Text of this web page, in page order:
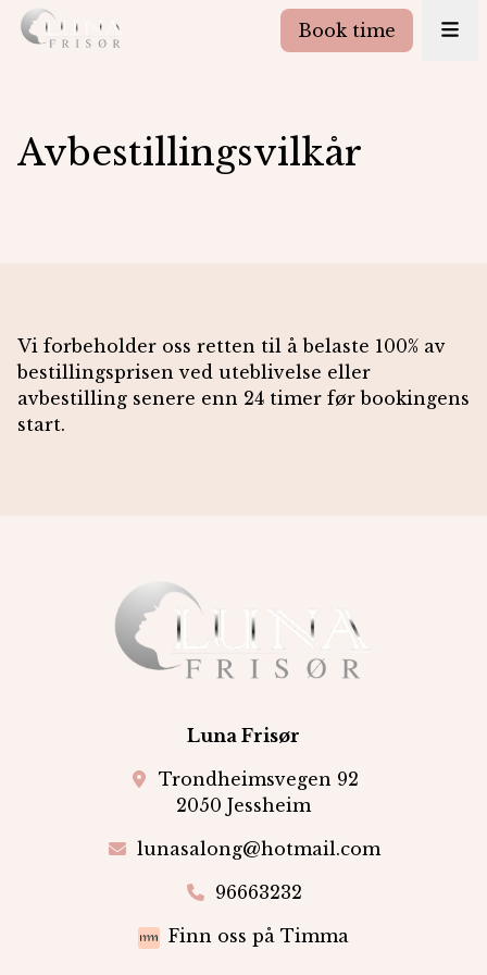
Book time
Avbestillingsvilkår
Vi forbeholder oss retten til å belaste 100% av
bestillingsprisen ved uteblivelse eller
avbestilling senere enn 24 timer før bookingens
start.
Luna Frisør
Trondheimsvegen 92
2050 Jessheim
lunasalong@hotmail.com
96663232
Finn oss på Timma